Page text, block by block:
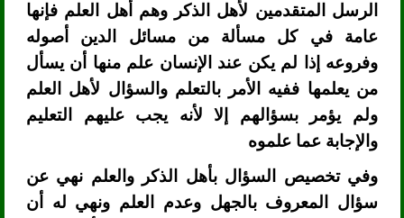
الرسل المتقدمين لأهل الذكر وهم أهل العلم فإنها
عامة في كل مسألة من مسائل الدين أصوله
وفروعه إذا لم يكن عند الإنسان علم منها أن يسأل
من يعلمها ففيه الأمر بالتعلم والسؤال لأهل العلم
ولم يؤمر بسؤالهم إلا لأنه يجب عليهم التعليم
والإجابة عما علموه
وفي تخصيص السؤال بأهل الذكر والعلم نهي عن
سؤال المعروف بالجهل وعدم العلم ونهي له أن